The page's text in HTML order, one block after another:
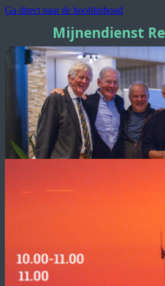
Ga direct naar de hoofdinhoud
Mijnendienst